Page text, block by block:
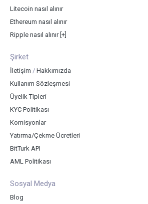
Litecoin nasıl alınır
Ethereum nasıl alınır
Ripple nasıl alınır [+]
Şirket
İletişim / Hakkımızda
Kullanım Sözleşmesi
Üyelik Tipleri
KYC Politikası
Komisyonlar
Yatırma/Çekme Ücretleri
BitTurk API
AML Politikası
Sosyal Medya
Blog